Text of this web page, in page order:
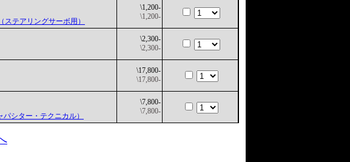
テアリングサーボ用）
\1,200-
\1,200-
\2,300-
\2,300-
\17,800-
\17,800-
シター・テクニカル）
\7,800-
\7,800-